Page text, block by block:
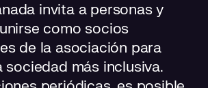
invita a personas y
como socios
de la asociación para
sociedad más inclusiva.